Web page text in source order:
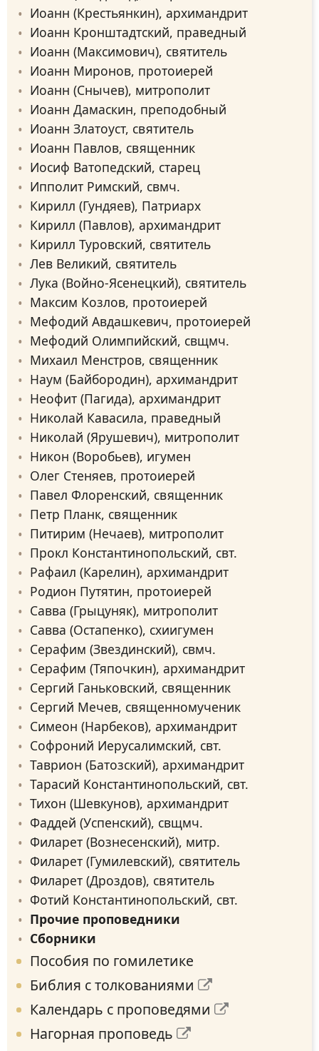
Иоанн (Крестьянкин), архимандрит
Иоанн Кронштадтский, праведный
Иоанн (Максимович), святитель
Иоанн Миронов, протоиерей
Иоанн (Снычев), митрополит
Иоанн Дамаскин, преподобный
Иоанн Златоуст, святитель
Иоанн Павлов, священник
Иосиф Ватопедский, старец
Ипполит Римский, свмч.
Кирилл (Гундяев), Патриарх
Кирилл (Павлов), архимандрит
Кирилл Туровский, святитель
Лев Великий, святитель
Лука (Войно-Ясенецкий), святитель
Максим Козлов, протоиерей
Мефодий Авдашкевич, протоиерей
Мефодий Олимпийский, свщмч.
Михаил Менстров, священник
Наум (Байбородин), архимандрит
Неофит (Пагида), архимандрит
Николай Кавасила, праведный
Николай (Ярушевич), митрополит
Никон (Воробьев), игумен
Олег Стеняев, протоиерей
Павел Флоренский, священник
Петр Планк, священник
Питирим (Нечаев), митрополит
Прокл Константинопольский, свт.
Рафаил (Карелин), архимандрит
Родион Путятин, протоиерей
Савва (Грыцуняк), митрополит
Савва (Остапенко), схиигумен
Серафим (Звездинский), свмч.
Серафим (Тяпочкин), архимандрит
Сергий Ганьковский, священник
Сергий Мечев, священномученик
Симеон (Нарбеков), архимандрит
Софроний Иерусалимский, свт.
Таврион (Батозский), архимандрит
Тарасий Константинопольский, свт.
Тихон (Шевкунов), архимандрит
Фаддей (Успенский), свщмч.
Филарет (Вознесенский), митр.
Филарет (Гумилевский), святитель
Филарет (Дроздов), святитель
Фотий Константинопольский, свт.
Прочие проповедники
Сборники
Пособия по гомилетике
Библия с толкованиями
Календарь с проповедями
Нагорная проповедь